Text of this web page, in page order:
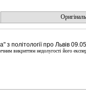
з політології про Львів
викриттям недолугості його